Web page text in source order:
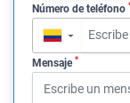
Número de teléfono
▼
Mensaje *